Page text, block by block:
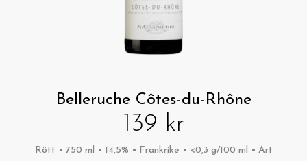
Belleruche Côtes-du-Rhône
139 kr
Rött • 750 ml • 14,5% • Frankrike • <0,3 g/100 ml • Art